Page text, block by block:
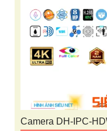
Camera DH-IPC-